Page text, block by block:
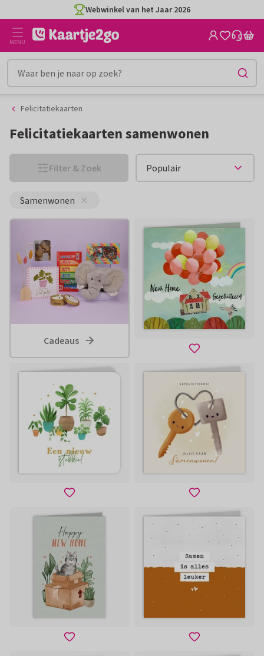
naar
inhoud
naar
het
filter
MENU
Felicitatiekaarten
Felicitatiekaarten samenwonen
Filter & Zoek
Samenwonen
Cadeaus